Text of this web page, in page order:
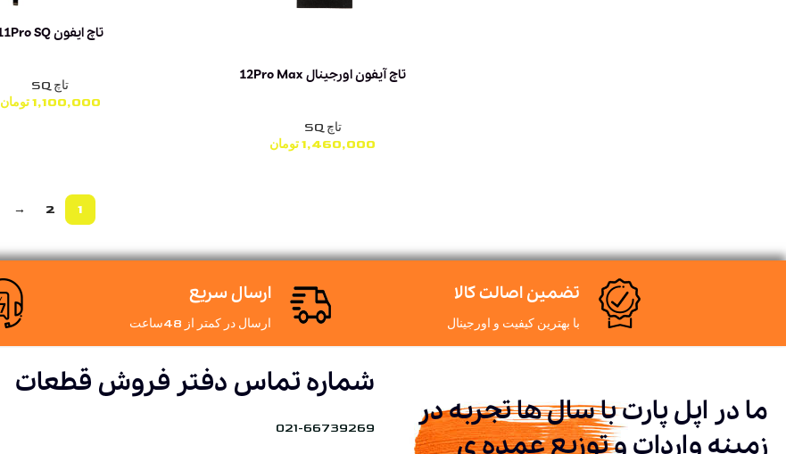
تاچ آیفون اورجینال 12Pro Max
تاچ SQ
1,460,000تومان
تاچ ایفون 11Pro SQ
تاچ SQ
1,100,000تومان
1
2
→
تضمین اصالت کالا
با بهترین کیفیت و اورجینال
ارسال سریع
ارسال در کمتر از 48ساعت
ما در اپل پارت با سال ها تجربه در
زمینه واردات و توزیع عمده ی
شماره تماس دفتر فروش قطعات
021-66739269